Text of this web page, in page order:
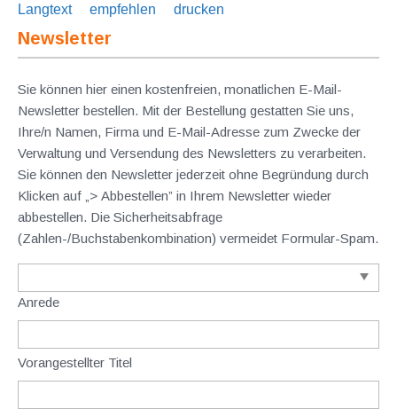
Langtext
empfehlen drucken
Newsletter
Sie können hier einen kostenfreien, monatlichen E-Mail-
Newsletter bestellen. Mit der Bestellung gestatten Sie uns,
Ihre/n Namen, Firma und E-Mail-Adresse zum Zwecke der
Verwaltung und Versendung des Newsletters zu verarbeiten.
Sie können den Newsletter jederzeit ohne Begründung durch
Klicken auf „> Abbestellen” in Ihrem Newsletter wieder
abbestellen. Die Sicherheitsabfrage
(Zahlen-/Buchstabenkombination) vermeidet Formular-Spam.
Anrede
Vorangestellter Titel